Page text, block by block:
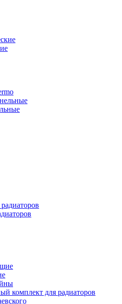
комплект для радиаторов